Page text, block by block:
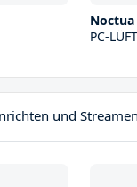
Noctua
PC-
und Streamen